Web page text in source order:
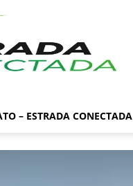
– ESTRADA CONECTADA